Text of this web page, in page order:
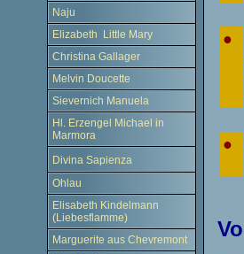
Naju
Elizabeth Little Mary
Christina Gallager
Melvin Doucette
Sievernich Manuela
Hl. Erzengel Michael in
Marmora
Divina Sapienza
Ohlau
Elisabeth Kindelmann
(Liebesflamme)
Marguerite aus Chevremont
●
●